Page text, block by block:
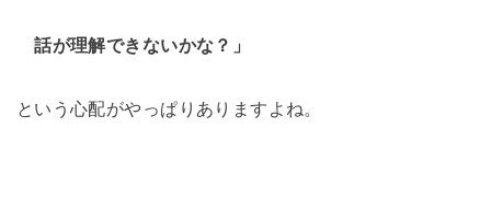
話が理解できないかな？」
という心配がやっぱりありますよね。